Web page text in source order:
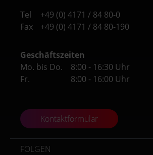
Tel
+49 (0) 4171 / 84 80-0
Fax
+49 (0) 4171 / 84 80-190
Geschäftszeiten
Mo. bis Do.
8:00 - 16:30 Uhr
Fr.
8:00 - 16:00 Uhr
Kontaktformular
FOLGEN